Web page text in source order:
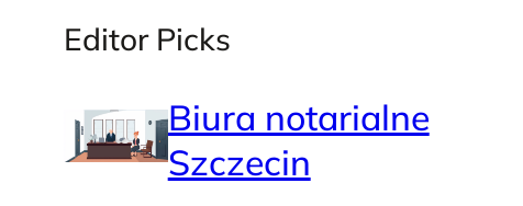
Editor Picks
Biura notarialne
Szczecin